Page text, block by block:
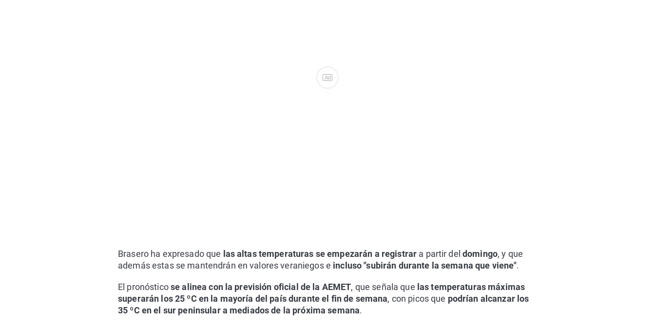
Ad
Brasero ha expresado que las altas temperaturas se empezarán a registrar a partir deldomingo, y que
además estas se mantendrán en valores veraniegos e incluso "subirán durante la semana que viene".
El pronósticose alinea con la previsión oficial de la AEMET, que señala que las temperaturas máximas
superarán los 25 ºC en la mayoría del país durante el fin de semana, con picos que podrían alcanzar los
35 ºC en el sur peninsular a mediados de la próxima semana.